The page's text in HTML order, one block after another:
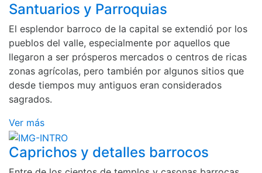
Santuarios y Parroquias
El esplendor barroco de la capital se extendió por los
pueblos del valle, especialmente por aquellos que
llegaron a ser prósperos mercados o centros de ricas
zonas agrícolas, pero también por algunos sitios que
desde tiempos muy antiguos eran considerados
sagrados.
Ver más
Caprichos y detalles barrocos